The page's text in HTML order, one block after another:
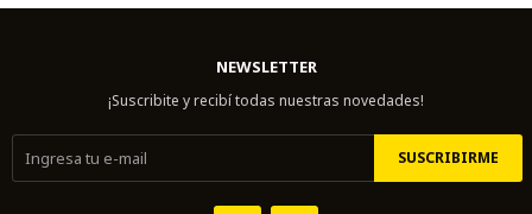
NEWSLETTER
¡Suscribite y recibí todas nuestras novedades!
SUSCRIBIRME